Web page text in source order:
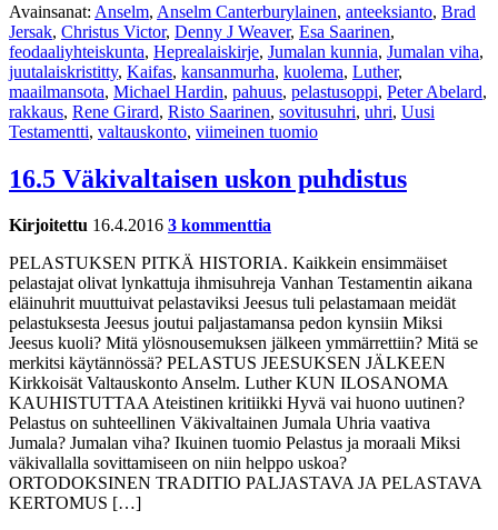
Avainsanat: Anselm, Anselm Canterburylainen, anteeksianto, Brad
Jersak, Christus Victor, Denny J Weaver, Esa Saarinen,
feodaaliyhteiskunta, Heprealaiskirje, Jumalan kunnia, Jumalan viha,
juutalaiskristitty, Kaifas, kansanmurha, kuolema, Luther,
maailmansota, Michael Hardin, pahuus, pelastusoppi, Peter Abelard,
rakkaus, Rene Girard, Risto Saarinen, sovitusuhri, uhri, Uusi
Testamentti, valtauskonto, viimeinen tuomio
16.5 Väkivaltaisen uskon puhdistus
Kirjoitettu 16.4.2016 3 kommenttia
PELASTUKSEN PITKÄ HISTORIA. Kaikkein ensimmäiset
pelastajat olivat lynkattuja ihmisuhreja Vanhan Testamentin aikana
eläinuhrit muuttuivat pelastaviksi Jeesus tuli pelastamaan meidät
pelastuksesta Jeesus joutui paljastamansa pedon kynsiin Miksi
Jeesus kuoli? Mitä ylösnousemuksen jälkeen ymmärrettiin? Mitä se
merkitsi käytännössä? PELASTUS JEESUKSEN JÄLKEEN
Kirkkoisät Valtauskonto Anselm. Luther KUN ILOSANOMA
KAUHISTUTTAA Ateistinen kritiikki Hyvä vai huono uutinen?
Pelastus on suhteellinen Väkivaltainen Jumala Uhria vaativa
Jumala? Jumalan viha? Ikuinen tuomio Pelastus ja moraali Miksi
väkivallalla sovittamiseen on niin helppo uskoa?
ORTODOKSINEN TRADITIO PALJASTAVA JA PELASTAVA
KERTOMUS […]